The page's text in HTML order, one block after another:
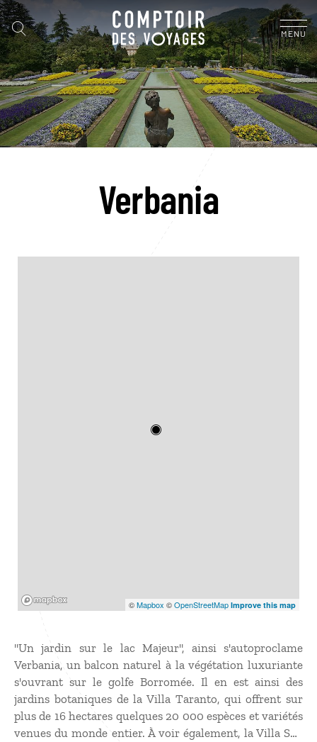
MENU
Verbania
©Mapbox ©OpenStreetMap Improve this map
"Un jardin sur le lac Majeur", ainsi s'autoproclame
Verbania, un balcon naturel à la végétation luxuriante
s'ouvrant sur le golfe Borromée. Il en est ainsi des
jardins botaniques de la Villa Taranto, qui offrent sur
plus de 16 hectares quelques 20 000 espèces et variétés
venues du monde entier. À voir également, la Villa San